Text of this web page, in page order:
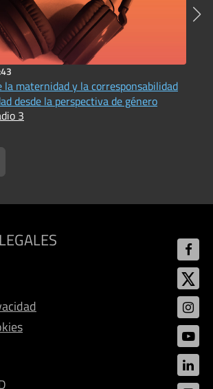
la maternidad y la corresponsabilidad
desde la perspectiva de género
3